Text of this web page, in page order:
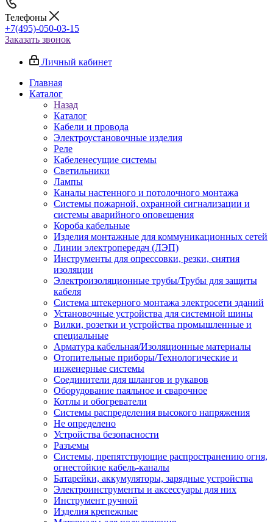
Телефоны
+7(495)-050-03-15
Заказать звонок
Личный кабинет
Главная
Каталог
Назад
Каталог
Кабели и провода
Электроустановочные изделия
Реле
Кабеленесущие системы
Светильники
Лампы
Каналы настенного и потолочного монтажа
Системы пожарной, охранной сигнализации и
системы аварийного оповещения
Короба кабельные
Изделия монтажные для коммуникационных сетей
Линии электропередач (ЛЭП)
Инструменты для опрессовки, резки, снятия
изоляции
Электроизоляционные трубы/Трубы для защиты
кабеля
Система штекерного монтажа электросети зданий
Установочные устройства для системной шины
Вилки, розетки и устройства промышленные и
специальные
Арматура кабельная/Изоляционные материалы
Отопительные приборы/Технологические и
инженерные системы
Соединители для шлангов и рукавов
Оборудование паяльное и сварочное
Котлы и обогреватели
Системы распределения высокого напряжения
Не определено
Устройства безопасности
Разъемы
Системы, препятствующие распространению огня,
огнестойкие кабель-каналы
Батарейки, аккумуляторы, зарядные устройства
Электроинструменты и аксессуары для них
Инструмент ручной
Изделия крепежные